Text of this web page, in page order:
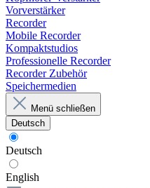
Vorverstärker
Recorder
Mobile Recorder
Kompaktstudios
Professionelle Recorder
Recorder Zubehör
Speichermedien
Menü schließen
Deutsch
Deutsch
English